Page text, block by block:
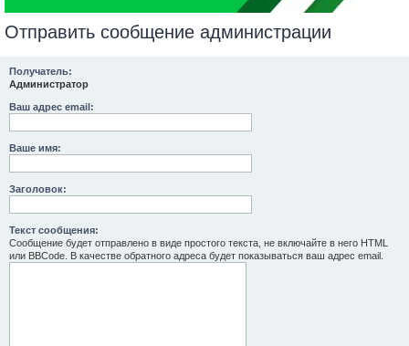
Отправить сообщение администрации
Получатель:
Администратор
Ваш адрес email:
Ваше имя:
Заголовок:
Текст сообщения:
Сообщение будет отправлено в виде простого текста, не включайте в него HTML
или BBCode. В качестве обратного адреса будет показываться ваш адрес email.